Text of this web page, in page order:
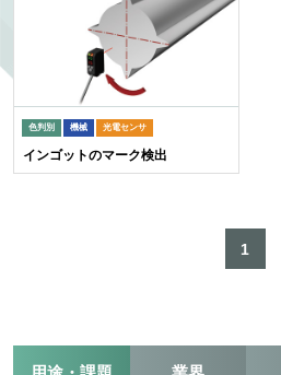
色判別 機械 光電センサ
インゴットのマーク検出
1